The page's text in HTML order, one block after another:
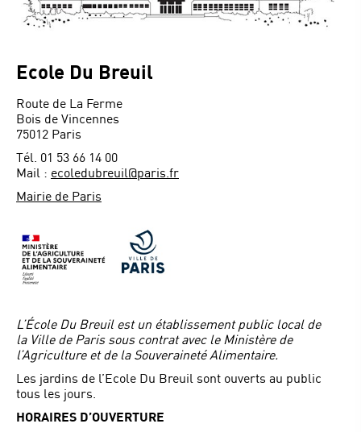
Ecole Du Breuil
Route de La Ferme
Bois de Vincennes
75012 Paris
Tél. 01 53 66 14 00
Mail : ecoledubreuil@paris.fr
Mairie de Paris
L’École Du Breuil est un établissement public local de
la Ville de Paris sous contrat avec le Ministère de
l’Agriculture et de la Souveraineté Alimentaire.
Les jardins de l’Ecole Du Breuil sont ouverts au public
tous les jours.
HORAIRES D’OUVERTURE